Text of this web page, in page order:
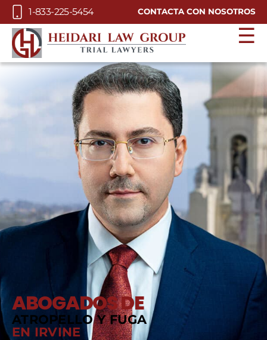
Skip to Main Content
1-833-225-5454 CONTACTA CON NOSOTROS
☰
ABOGADOS DE
ATROPELLO Y FUGA
EN IRVINE